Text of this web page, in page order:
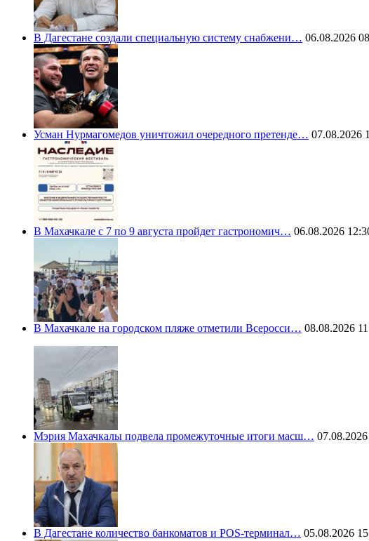
В Дагестане создали специальную систему снабжени… 06.08.2026
Усман Нурмагомедов уничтожил очередного претенде… 07.08.2026
В Махачкале с 7 по 9 августа пройдет гастрономич… 06.08.2026
В Махачкале на городском пляже отметили Всеросси… 08.08.2026
Мэрия Махачкалы подвела промежуточные итоги масш…
В Дагестане количество банкоматов и POS-терминал… 05.08.2026